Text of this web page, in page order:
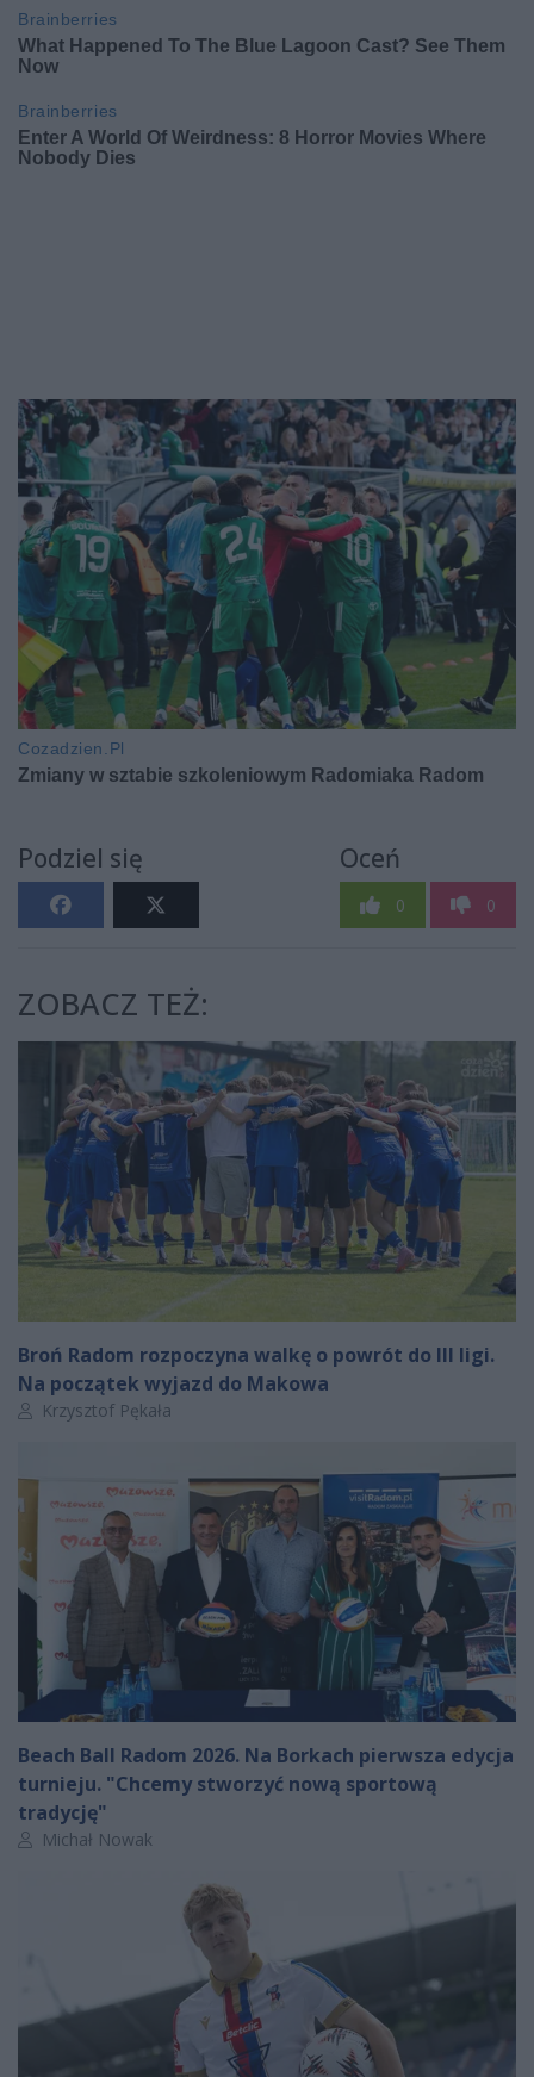
Podziel się Oceń
0 0
ZOBACZ TEŻ:
Broń Radom rozpoczyna walkę o powrót do III ligi.
Na początek wyjazd do Makowa
Autor artykułu:
Krzysztof Pękała
Beach Ball Radom 2026. Na Borkach pierwsza edycja
turnieju. "Chcemy stworzyć nową sportową
tradycję"
Autor artykułu:
Michał Nowak